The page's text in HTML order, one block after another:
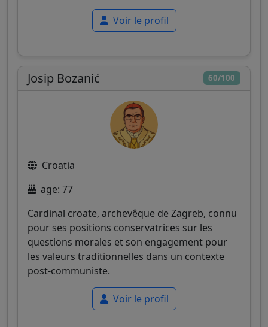
Voir le profil
60/100
Josip Bozanić
Croatia
age: 77
Cardinal croate, archevêque de Zagreb, connu
pour ses positions conservatrices sur les
questions morales et son engagement pour
les valeurs traditionnelles dans un contexte
post-communiste.
Voir le profil